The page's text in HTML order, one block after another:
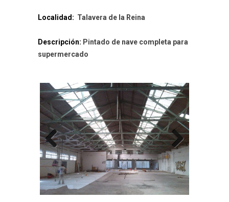
Localidad: Talavera de la Reina
Descripción: Pintado de nave completa para
supermercado
Previo
us
Next